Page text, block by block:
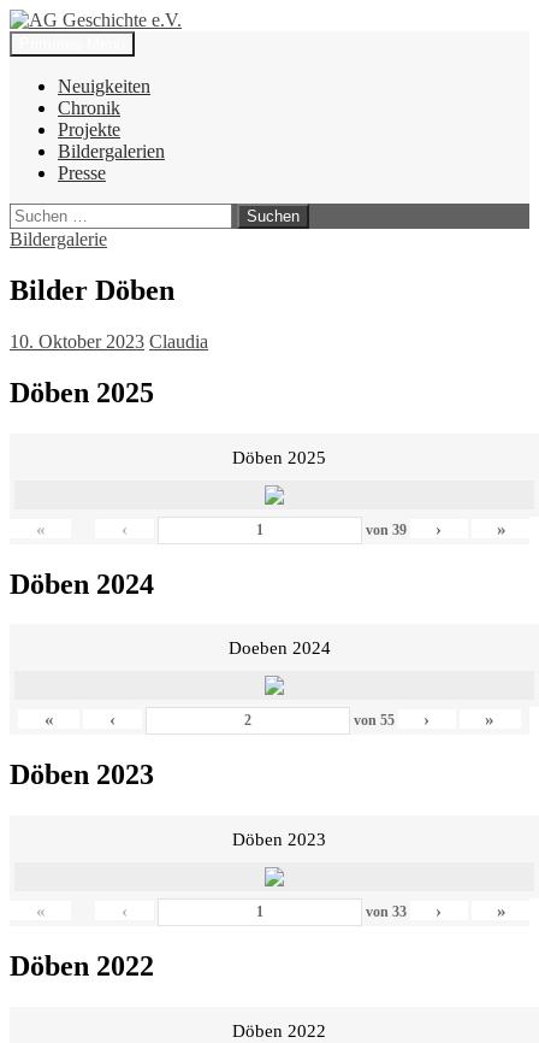
Zum
Inhalt
springen
AG Geschichte e.V.
Suchen
Neuigkeiten
Chronik
Projekte
Bildergalerien
Presse
Suchen
nach:
Bildergalerie
Bilder Döben
10. Oktober 2023 Claudia
Döben 2025
Döben 2025
« ‹ von 39 › »
Döben 2024
Doeben 2024
« ‹ von 55 › »
Döben 2023
Döben 2023
« ‹ von 33 › »
Döben 2022
Döben 2022